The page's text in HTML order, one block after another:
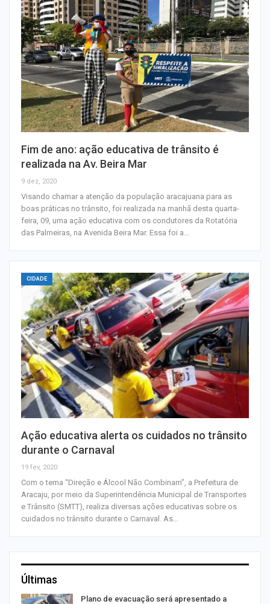
Fim de ano: ação educativa de trânsito é
realizada na Av. Beira Mar
9 dez, 2020
Visando chamar a atenção da população aracajuana para as
boas práticas no trânsito, foi realizada na manhã desta quarta-
feira, 09, uma ação educativa com os condutores da Rotatória
das Palmeiras, na Avenida Beira Mar. Essa foi a…
CIDADE
Ação educativa alerta os cuidados no trânsito
durante o Carnaval
19 fev, 2020
Com o tema “Direção e Álcool Não Combinam”, a Prefeitura de
Aracaju, por meio da Superintendência Municipal de Transportes
e Trânsito (SMTT), realiza diversas ações educativas sobre os
cuidados no trânsito durante o Carnaval. As…
Últimas
Plano de evacuação será apresentado a